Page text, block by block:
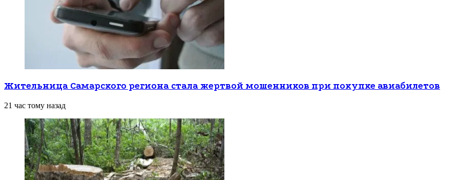
Жительница Самарского региона стала жертвой мошенников при покупке авиабилетов
21 час тому назад